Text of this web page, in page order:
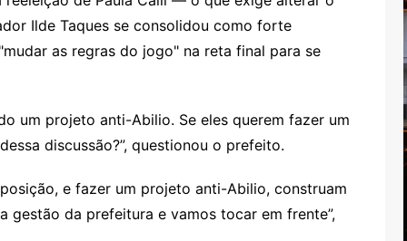
Ilde Taques se consolidou como forte
as regras do jogo" na reta final para se
um projeto anti-Abilio. Se eles querem fazer um
discussão?”, questionou o prefeito.
e fazer um projeto anti-Abilio, construam
da prefeitura e vamos tocar em frente”,